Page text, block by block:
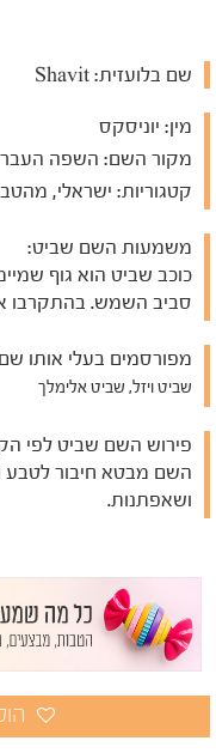
שם בלועזית:
מין: יוניסקס
מקור השם: השפה
קטגוריות: ישראלי,
משמעות השם שביט:
כוכב שביט הוא גוף
סביב השמש. בהתקרבו
מפורסמים בעלי אותו
שביט ויזל, שביט אלימלך
פירוש השם שביט לפי
השם מבטא חיבור לטבע
ושאפתנות.